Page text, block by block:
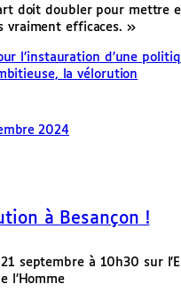
doit doubler pour mettre
vraiment efficaces. »
l’instauration d’une
la vélorution
2024
à Besançon !
septembre à 10h30 sur
l’Homme